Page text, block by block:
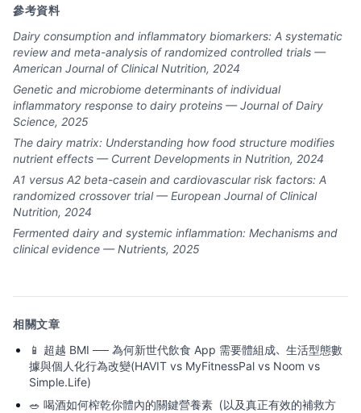
參考資料
Dairy consumption and inflammatory biomarkers: A systematic
review and meta-analysis of randomized controlled trials —
American Journal of Clinical Nutrition, 2024
Genetic and microbiome determinants of individual
inflammatory response to dairy proteins — Journal of Dairy
Science, 2025
The dairy matrix: Understanding how food structure modifies
nutrient effects — Current Developments in Nutrition, 2024
A1 versus A2 beta-casein and cardiovascular risk factors: A
randomized crossover trial — European Journal of Clinical
Nutrition, 2024
Fermented dairy and systemic inflammation: Mechanisms and
clinical evidence — Nutrients, 2025
相關文章
📱 超越 BMI ── 為何新世代飲食 App 需要體組成、生活型態數
據與個人化行為改變(HAVIT vs MyFitnessPal vs Noom vs
Simple.Life)
🥗 喝酒如何榨乾你體內的關鍵營養素（以及真正有效的補救方